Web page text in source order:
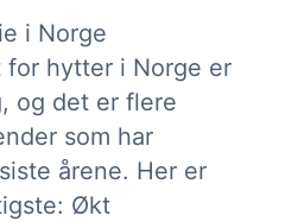
i Norge
for hytter i Norge er
og det er flere
som har
årene. Her er
Økt